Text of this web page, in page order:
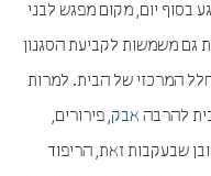
בסוף יום, מקום מפגש לבני
גם משמשות לקביעת הסגנון
המרכזי של הבית. למרות
להרבה אבק, פירורים,
שבעקבות זאת, הריפוד